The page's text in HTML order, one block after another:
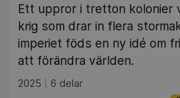
Ett uppror i tretton kolonier
krig som drar in flera
imperiet föds en ny idé om
att förändra världen.
2025 6 delar